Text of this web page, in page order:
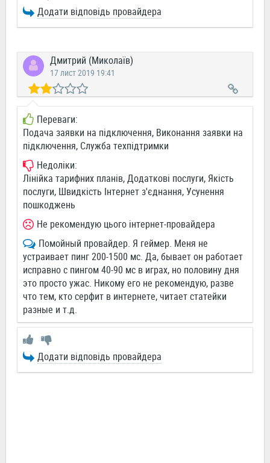
Додати відповідь провайдера
Дмитрий (Миколаїв)
17 лист 2019 19:41
Переваги:
Подача заявки на підключення, Виконання заявки на
підключення, Служба техпідтримки
Недоліки:
Лінійка тарифних планів, Додаткові послуги, Якість
послуги, Швидкість Інтернет з'єднання, Усунення
пошкоджень
Не рекомендую цього інтернет-провайдера
Помойный провайдер. Я геймер. Меня не
устраивает пинг 200-1500 мс. Да, бывает он работает
исправно с пингом 40-90 мс в играх, но половину дня
это просто ужас. Никому его не рекомендую, разве
что тем, кто серфит в интернете, читает статейки
разные и т.д.
Додати відповідь провайдера